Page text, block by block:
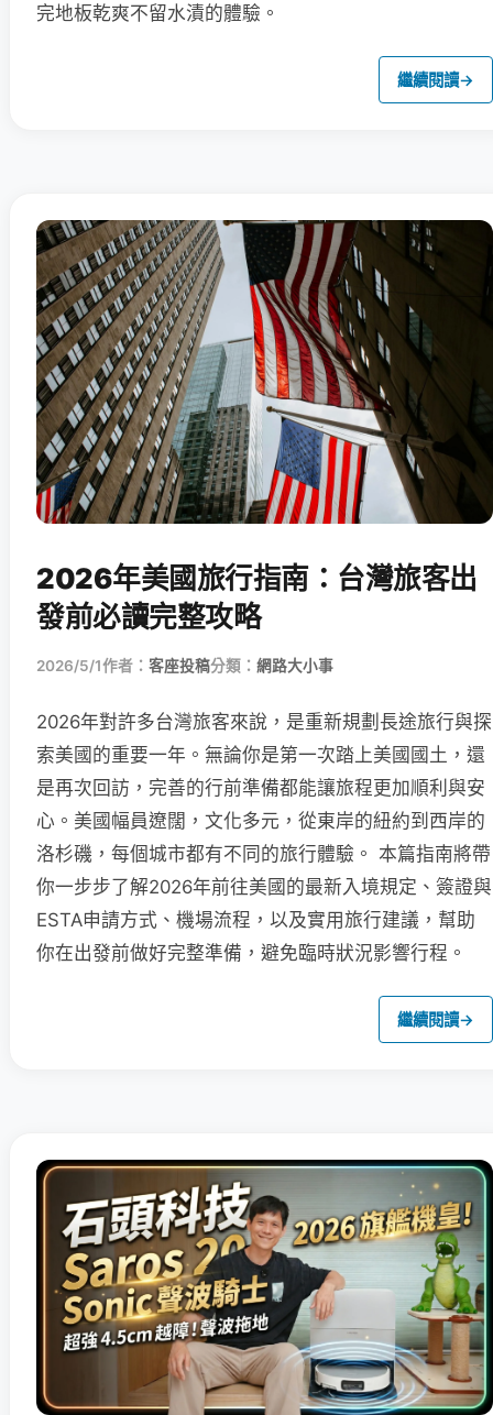
完地板乾爽不留水漬的體驗。
繼續閱讀→
2026年美國旅行指南：台灣旅客出
發前必讀完整攻略
2026/5/1作者： 客座投稿分類： 網路大小事
2026年對許多台灣旅客來說，是重新規劃長途旅行與探
索美國的重要一年。無論你是第一次踏上美國國土，還
是再次回訪，完善的行前準備都能讓旅程更加順利與安
心。美國幅員遼闊，文化多元，從東岸的紐約到西岸的
洛杉磯，每個城市都有不同的旅行體驗。 本篇指南將帶
你一步步了解2026年前往美國的最新入境規定、簽證與
ESTA申請方式、機場流程，以及實用旅行建議，幫助
你在出發前做好完整準備，避免臨時狀況影響行程。
繼續閱讀→